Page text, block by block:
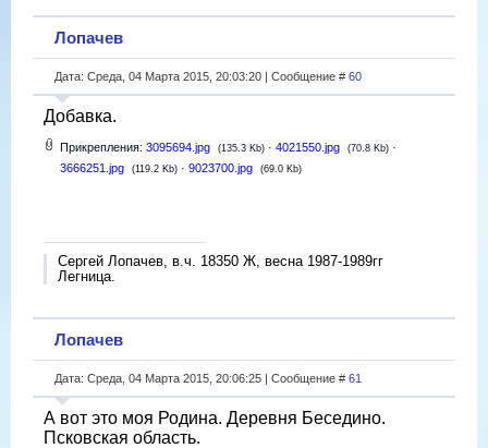
Лопачев
Дата: Среда, 04 Марта 2015, 20:03:20 | Сообщение # 60
Добавка.
Прикрепления: 3095694.jpg (135.3 Kb) · 4021550.jpg (70.8 Kb) ·
3666251.jpg
(119.2 Kb) · 9023700.jpg (69.0 Kb)
Сергей Лопачев, в.ч. 18350 Ж, весна 1987-1989гг
Легница.
Лопачев
Дата: Среда, 04 Марта 2015, 20:06:25 | Сообщение # 61
А вот это моя Родина. Деревня Беседино.
Псковская область.